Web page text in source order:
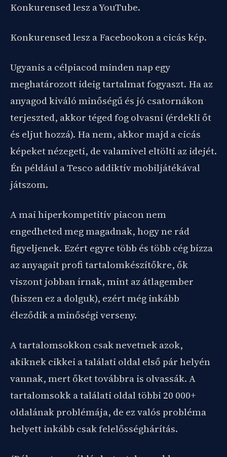
Konkurensed lesz a YouTube.
Konkurensed lesz a Facebookon a cicás kép.
Ugyanis a célpiacod minden nap egy
meghatározott ideig tartalmat fogyaszt. Ha az
anyagod kiváló minőségű és jó csatornákon
terjeszted, akkor téged fog olvasni (érdekli őt
és eljut hozzá). Ha nem, akkor majd a cicás
képeket nézegeti, de valamivel eltölti az idejét.
Én például a Tesco addiktív mobiljátékával
játszom.
A mai hiperkompetitív piacon nem
engedheted meg magadnak, hogy ne rád
figyeljenek. Ezért egyre több és több cég bízza
az anyagait profi tartalomkészítőkre, ők
viszont jobban írnak, mint az átlagember
(hiszen ez a dolguk), ezért még inkább
éleződik a minőségi verseny.
A tartalomsokkon csak nevetnek azok,
akiknek cikkei a találati oldal első pár helyén
vannak, mert őket továbbra is olvassák. A
tartalomsokk a találati oldal többi 20 000+
oldalának problémája, de ez valós probléma
helyett inkább csak felelősséghárítás.